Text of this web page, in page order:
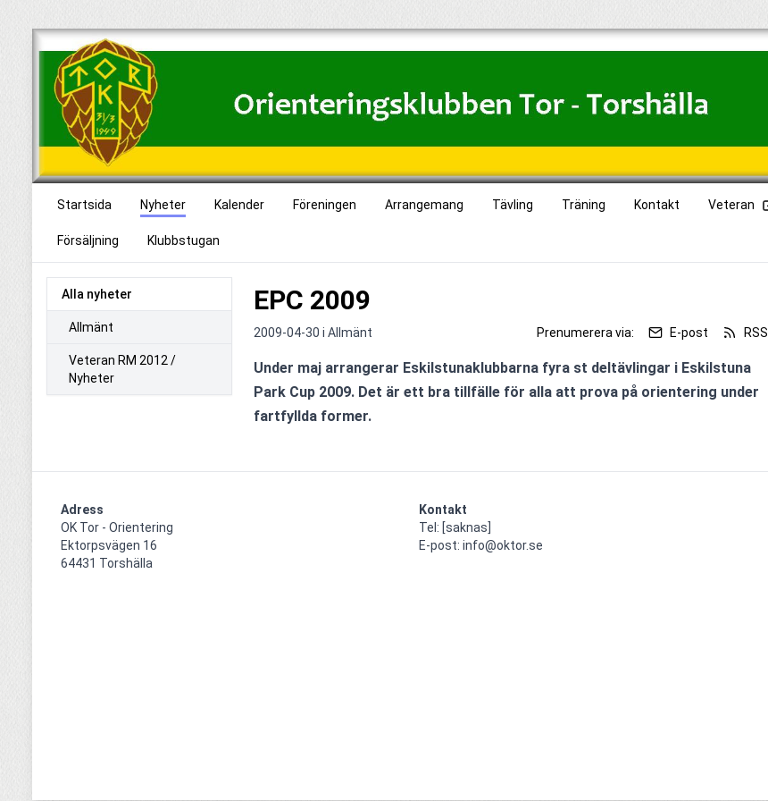
Startsida Nyheter Kalender Föreningen Arrangemang Tävling Träning Kontakt Veteran
Försäljning Klubbstugan
Alla nyheter
Allmänt
Veteran RM 2012 /
Nyheter
EPC 2009
2009-04-30 i Allmänt Prenumerera via: E-post RSS
Under maj arrangerar Eskilstunaklubbarna fyra st deltävlingar i Eskilstuna
Park Cup 2009. Det är ett bra tillfälle för alla att prova på orientering under
fartfyllda former.
Adress
OK Tor - Orientering
Ektorpsvägen 16
64431 Torshälla
Kontakt
Tel: [saknas]
E-post: info@oktor.se